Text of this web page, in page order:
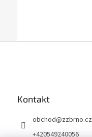
Kontakt
obchod@zzbrno.cz
+420549240056